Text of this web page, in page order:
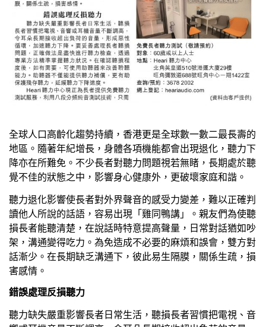
全球人口高齡化趨勢持續，香港更是全球數一數二最長壽的
地區。隨著年紀增長，身體各項機能都會出現退化，聽力下
降亦在所難免。不少長者對聽力問題視若無睹，長期處於聽
覺不佳的狀態之中，影響身心健康外，更破壞家庭和諧。
聽力退化影響使長者對外界聲音的感受力變差，難以正確判
讀他人所說的話語，容易出現「雞同鴨講」。親友們為使聽
損長者能聽清楚，在說話時特意提高聲量，日常對話猶如吵
架，溝通變得吃力。為免造成不必要的麻煩和誤會，雙方對
話漸少。在長期缺乏溝通下，彼此易生隔膜，關係生疏，損
害感情。
錯誤處理反損聽力
聽力缺失嚴重影響長者日常生活，聽損長者習慣把電視、音